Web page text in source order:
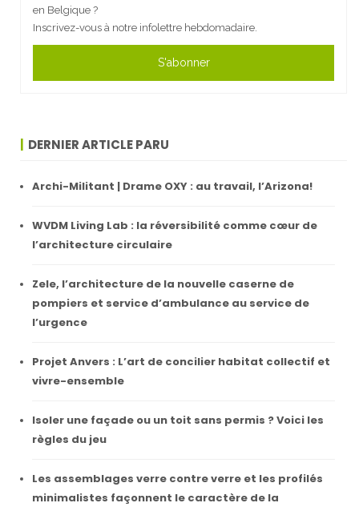
en Belgique ?
Inscrivez-vous à notre infolettre hebdomadaire.
S'abonner
DERNIER ARTICLE PARU
Archi-Militant | Drame OXY : au travail, l’Arizona!
WVDM Living Lab : la réversibilité comme cœur de
l’architecture circulaire
Zele, l’architecture de la nouvelle caserne de
pompiers et service d’ambulance au service de
l’urgence
Projet Anvers : L’art de concilier habitat collectif et
vivre-ensemble
Isoler une façade ou un toit sans permis ? Voici les
règles du jeu
Les assemblages verre contre verre et les profilés
minimalistes façonnent le caractère de la